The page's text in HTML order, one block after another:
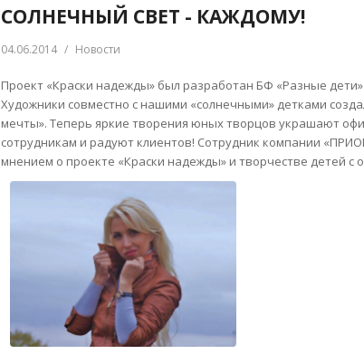
СОЛНЕЧНЫЙ СВЕТ - КАЖДОМУ!
04.06.2014 / Новости
Проект «Краски надежды» был разработан БФ «Разные
Художники совместно с нашими «солнечными» детками
мечты». Теперь яркие творения юных творцов украшают
сотрудникам и радуют клиентов! Сотрудник компании
мнением о проекте «Краски надежды» и творчестве детей